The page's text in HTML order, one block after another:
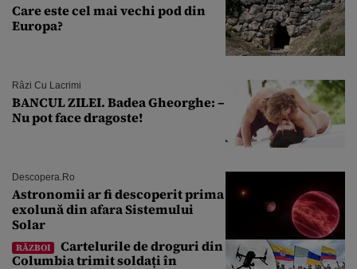
Care este cel mai vechi pod din
Europa?
Râzi Cu Lacrimi
BANCUL ZILEI. Badea Gheorghe: –
Nu pot face dragoste!
Descopera.ro
Astronomii ar fi descoperit prima
exolună din afara Sistemului
Solar
RĂZBOI
Cartelurile de droguri din
Columbia trimit soldați în